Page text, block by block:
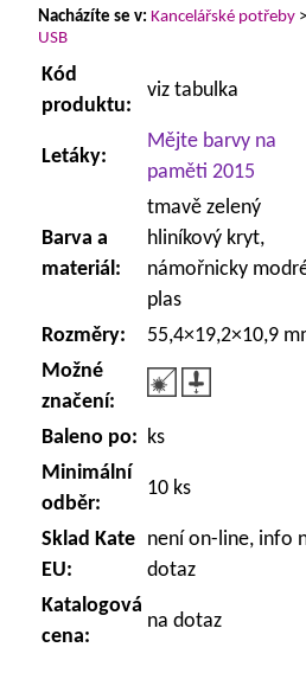
Nacházíte se v: Kancelářské potřeby >
USB
Kód
produktu:
viz tabulka
Letáky:
Mějte barvy na
paměti 2015
Barva a
materiál:
tmavě zelený
hliníkový kryt,
námořnicky
plas
Rozměry:
55,4×19,2×10,9
Možné
značení:
Baleno po: ks
Minimální
odběr:
10 ks
Sklad Kate
EU:
není on-line, info
dotaz
Katalogová
cena:
na dotaz